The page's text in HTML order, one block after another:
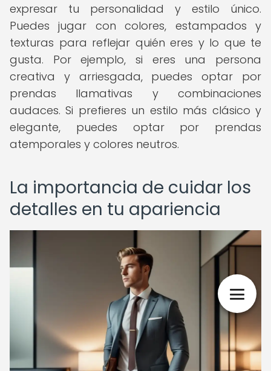
expresar tu personalidad y estilo único.
Puedes jugar con colores, estampados y
texturas para reflejar quién eres y lo que te
gusta. Por ejemplo, si eres una persona
creativa y arriesgada, puedes optar por
prendas llamativas y combinaciones
audaces. Si prefieres un estilo más clásico y
elegante, puedes optar por prendas
atemporales y colores neutros.
La importancia de cuidar los
detalles en tu apariencia